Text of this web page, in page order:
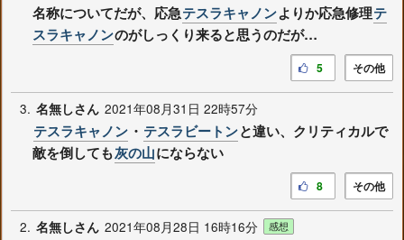
名称についてだが、応急テスラキャノンよりか応急修理テ
スラキャノンのがしっくり来ると思うのだが…
その他
5
3. 名無しさん 2021年08月31日 22時57分
テスラキャノン ・ テスラビートンと違い、クリティカルで
敵を倒しても灰の山にならない
その他
8
2. 名無しさん 2021年08月28日 16時16分 感想